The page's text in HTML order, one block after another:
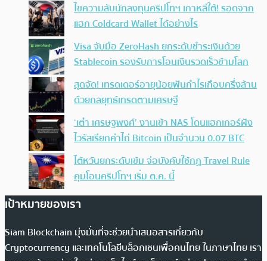
ไขความลับนักลงทุนคริปโทฯ เกาหลีใต้! รอดจาก
แฮก Coldcard Wallet ได้อย่างไร
Visa จับมือ ZeroHash ยกระดับชำระเงินด้วย
Stablecoin รองรับการโอนเงินรวดเร็วข้ามโลก
สุดจัด! เทรดเดอร์อายุน้อยฟันกำไรเกือบครึ่งล้าน
ด้วยกลยุทธ์เทรดตามเศรษฐี
‘เต๋า เศรษฐพงศ์’ งานเข้า NAS โดนแฮกเกอร์ฝัง
ไวรัสเรียกค่าไถ่ Bitcoin เป็นจำนวน 0.07 BTC
ไต้หวันยกระดับเข้ม จ่อบังคับใช้กฏ Travel Rule
คุมโอนคริปโทฯ เริ่ม ต.ค. นี้
เป้าหมายของเรา
Siam Blockchain มุ่งมั่นที่จะช่วยนำเสนอสารเกี่ยวกับ
Cryptocurrency และเทคโนโลยีบล็อกเชนเพื่อคนไทย ในภาษาไทย เรา